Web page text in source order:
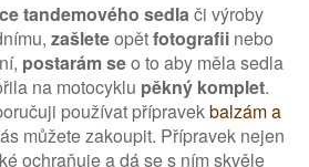
tandemového sedlači výroby
zašleteopětfotografii nebo
postarám seo to aby měla sedla
na motocyklu pěkný komplet.
používat přípravekbalzám a
můžete zakoupit. Přípravek nejen
ochraňuje a dá se s ním skvěle